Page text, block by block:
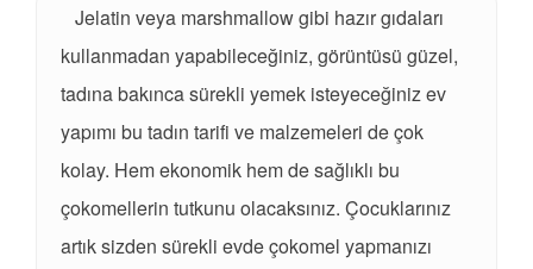
Jelatin veya marshmallow gibi hazır gıdaları
kullanmadan yapabileceğiniz, görüntüsü güzel,
tadına bakınca sürekli yemek isteyeceğiniz ev
yapımı bu tadın tarifi ve malzemeleri de çok
kolay. Hem ekonomik hem de sağlıklı bu
çokomellerin tutkunu olacaksınız. Çocuklarınız
artık sizden sürekli evde çokomel yapmanızı